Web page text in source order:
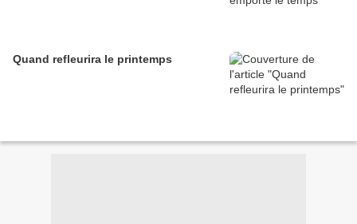
Quand refleurira le printemps